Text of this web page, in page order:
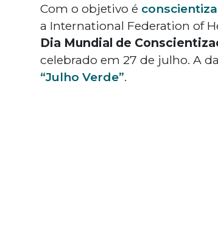
Com o objetivo é
a International Federation of
Dia Mundial de
celebrado em 27 de julho. A
“Julho Verde”.